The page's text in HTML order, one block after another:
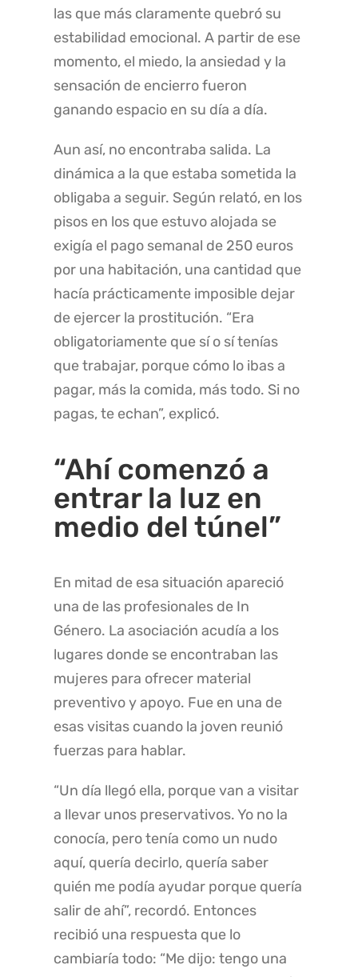
las que más claramente quebró su
estabilidad emocional. A partir de ese
momento, el miedo, la ansiedad y la
sensación de encierro fueron
ganando espacio en su día a día.
Aun así, no encontraba salida. La
dinámica a la que estaba sometida la
obligaba a seguir. Según relató, en los
pisos en los que estuvo alojada se
exigía el pago semanal de 250 euros
por una habitación, una cantidad que
hacía prácticamente imposible dejar
de ejercer la prostitución. “Era
obligatoriamente que sí o sí tenías
que trabajar, porque cómo lo ibas a
pagar, más la comida, más todo. Si no
pagas, te echan”, explicó.
“Ahí comenzó a
entrar la luz en
medio del túnel”
En mitad de esa situación apareció
una de las profesionales de In
Género. La asociación acudía a los
lugares donde se encontraban las
mujeres para ofrecer material
preventivo y apoyo. Fue en una de
esas visitas cuando la joven reunió
fuerzas para hablar.
“Un día llegó ella, porque van a visitar
a llevar unos preservativos. Yo no la
conocía, pero tenía como un nudo
aquí, quería decirlo, quería saber
quién me podía ayudar porque quería
salir de ahí”, recordó. Entonces
recibió una respuesta que lo
cambiaría todo: “Me dijo: tengo una